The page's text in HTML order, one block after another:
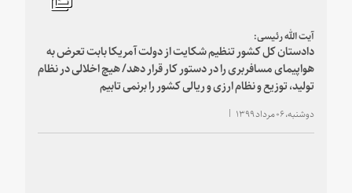
آیت الله رئیسی:
دادستان کل کشور تنظیم شکایت از دولت آمریکا بابت تعرض به
هواپیمای مسافربری را در دستور کار قرار دهد/ هیچ اخلالی در نظام
تولید، توزیع و نظام ارزی و ریالی کشور را برنمی تابیم
دوشنبه، ۰۶ مرداد ۱۳۹۹